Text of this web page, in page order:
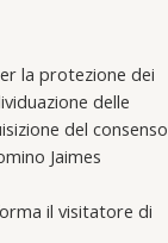
la protezione dei
delle
del consenso
Jaimes
il visitatore di